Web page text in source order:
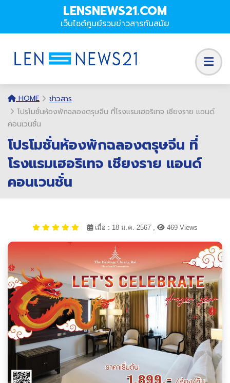
LENSNEWS21.COM
เว็บไซต์ศูนย์รวมข่าวสารทันสมัย
HOME
ข่าวสาร
โปรโมชั่นห้องพักฉลองตรุษจีน ที่โรงแรมเฮอริเทจ เชียงราย แอนด์
คอนเวนชั่น
โปรโมชั่นห้องพักฉลองตรุษจีน ที่
โรงแรมเฮอริเทจ เชียงราย แอนด์
คอนเวนชั่น
เมื่อ : 18 ม.ค. 2567 , 469 Views